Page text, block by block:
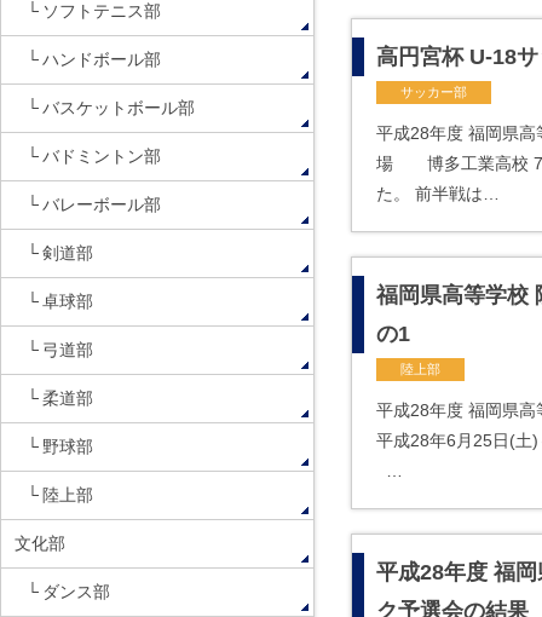
高円宮杯 U-18
サッカー部
平成28年度 福岡県
場 博多工業高校 7/
た。 前半戦は…
福岡県高等学校
の1
陸上部
平成28年度 福岡県
平成28年6月25日
平成28年度 福
ク予選会の結果
ソフトテニス部
ハンドボール部
バスケットボール部
バドミントン部
バレーボール部
剣道部
卓球部
弓道部
柔道部
野球部
陸上部
文化部
ダンス部